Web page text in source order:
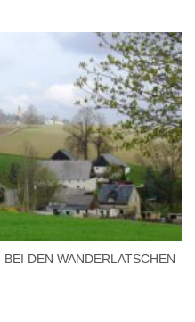
DEN WANDERLATSCHEN